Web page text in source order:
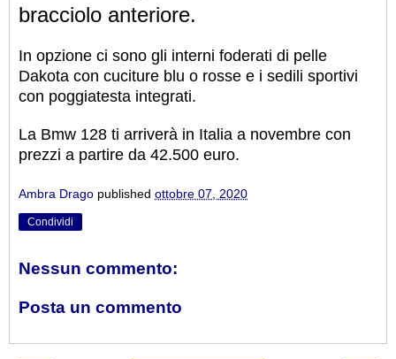
bracciolo anteriore.
In opzione ci sono gli interni foderati di pelle
Dakota con cuciture blu o rosse e i sedili sportivi
con poggiatesta integrati.
La Bmw 128 ti arriverà in Italia a novembre con
prezzi a partire da 42.500 euro.
Ambra Drago published ottobre 07, 2020
Condividi
Nessun commento:
Posta un commento